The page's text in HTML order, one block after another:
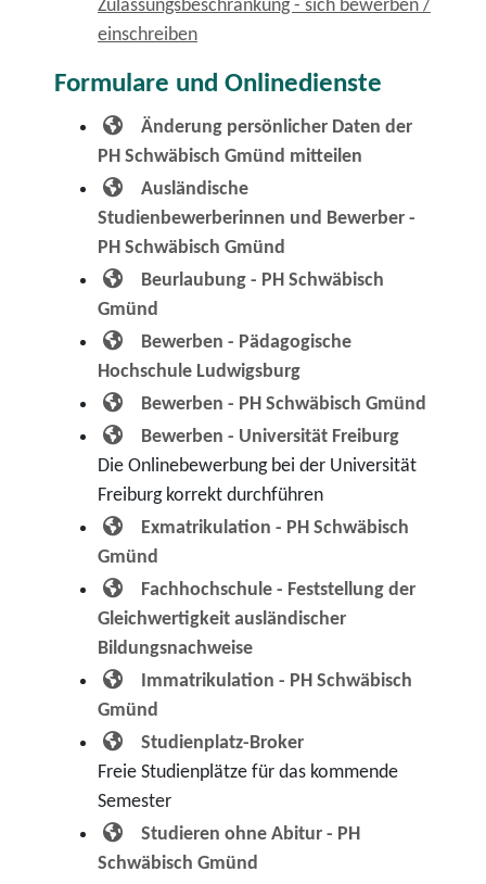
Zulassungsbeschränkung - sich bewerben /
einschreiben
Formulare und Onlinedienste
Änderung persönlicher Daten der
PH Schwäbisch Gmünd mitteilen
Ausländische
Studienbewerberinnen und Bewerber -
PH Schwäbisch Gmünd
Beurlaubung - PH Schwäbisch
Gmünd
Bewerben - Pädagogische
Hochschule Ludwigsburg
Bewerben - PH Schwäbisch Gmünd
Bewerben - Universität Freiburg
Die Onlinebewerbung bei der Universität
Freiburg korrekt durchführen
Exmatrikulation - PH Schwäbisch
Gmünd
Fachhochschule - Feststellung der
Gleichwertigkeit ausländischer
Bildungsnachweise
Immatrikulation - PH Schwäbisch
Gmünd
Studienplatz-Broker
Freie Studienplätze für das kommende
Semester
Studieren ohne Abitur - PH
Schwäbisch Gmünd